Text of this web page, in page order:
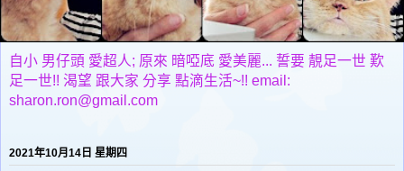
自小 男仔頭 愛超人; 原來 暗啞底 愛美麗... 誓要 靚足一世 歎
足一世!! 渴望 跟大家 分享 點滴生活~!! email:
sharon.ron@gmail.com
2021年10月14日 星期四